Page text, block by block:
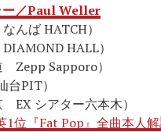
ー／Paul Weller
んば HATCH）
HALL）
Zepp Sapporo）
PIT）
EX シアター六本木）
1位『Fat Pop』全曲本人解